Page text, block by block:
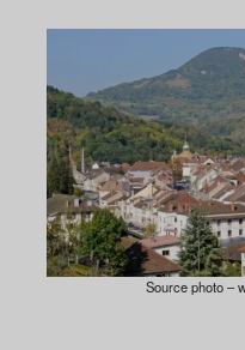
Source photo –